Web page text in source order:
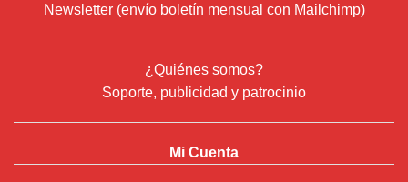
Newsletter (envío boletín mensual con Mailchimp)
¿Quiénes somos?
Soporte, publicidad y patrocinio
Mi Cuenta